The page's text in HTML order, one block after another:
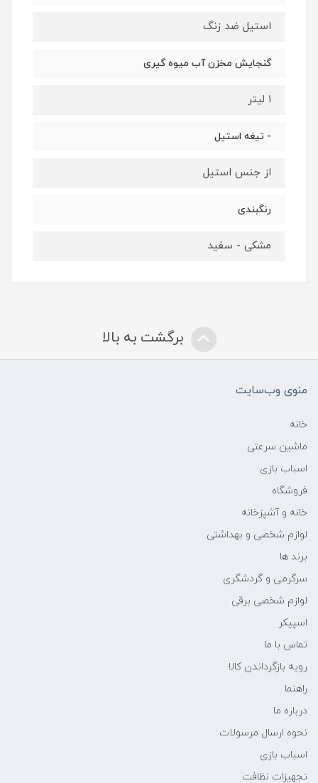
استیل ضد زنگ
گنجایش مخزن آب میوه گیری
1 لیتر
- تیغه استیل
از جنس استیل
رنگبندی
مشکی - سفید
برگشت به بالا
منوی وب‌سایت
خانه
ماشین سرعتی
اسباب بازی
فروشگاه
خانه و آشپزخانه
لوازم شخصی و بهداشتی
برند ها
سرگرمی و گردشگری
لوازم شخصی برقی
اسپیکر
تماس با ما
رویه بازگرداندن کالا
راهنما
درباره ما
نحوه ارسال مرسولات
اسباب بازی
تجهیزات نظافت